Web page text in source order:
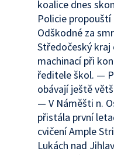
koalice dnes
Policie
Odškodné za
Středočeský kraj
machinací při
ředitele škol. —
obávají ještě
— V Náměšti n.
přistála první
cvičení Ample
Lukách nad